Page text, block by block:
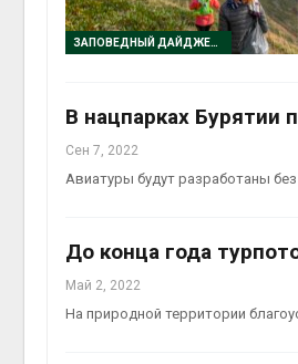
ЗАПОВЕДНЫЙ ДАЙДЖЕСТ
В нацпарках Бурятии
Сен 7, 2022
Авиатуры будут разработаны
До конца года
Май 2, 2022
На природной территории